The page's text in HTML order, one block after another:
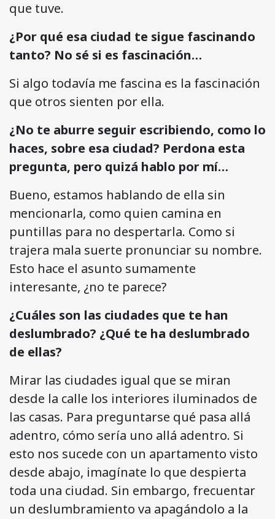
que tuve.
¿Por qué esa ciudad te sigue fascinando
tanto? No sé si es fascinación…
Si algo todavía me fascina es la fascinación
que otros sienten por ella.
¿No te aburre seguir escribiendo, como lo
haces, sobre esa ciudad? Perdona esta
pregunta, pero quizá hablo por mí…
Bueno, estamos hablando de ella sin
mencionarla, como quien camina en
puntillas para no despertarla. Como si
trajera mala suerte pronunciar su nombre.
Esto hace el asunto sumamente
interesante, ¿no te parece?
¿Cuáles son las ciudades que te han
deslumbrado? ¿Qué te ha deslumbrado
de ellas?
Mirar las ciudades igual que se miran
desde la calle los interiores iluminados de
las casas. Para preguntarse qué pasa allá
adentro, cómo sería uno allá adentro. Si
esto nos sucede con un apartamento visto
desde abajo, imagínate lo que despierta
toda una ciudad. Sin embargo, frecuentar
un deslumbramiento va apagándolo a la